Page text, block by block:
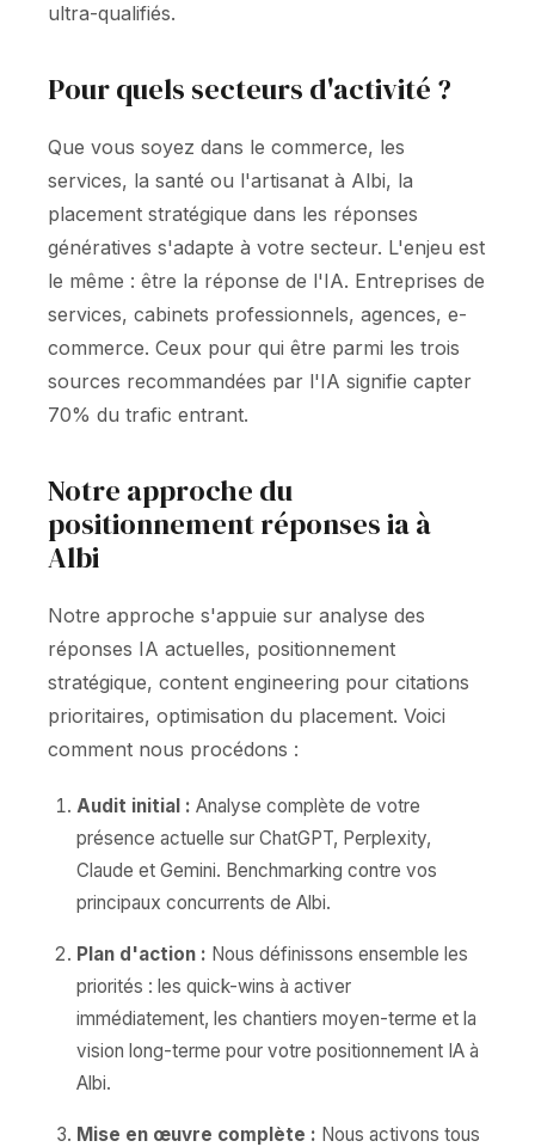
ultra-qualifiés.
Pour quels secteurs d'activité ?
Que vous soyez dans le commerce, les
services, la santé ou l'artisanat à Albi, la
placement stratégique dans les réponses
génératives s'adapte à votre secteur. L'enjeu est
le même : être la réponse de l'IA. Entreprises de
services, cabinets professionnels, agences, e-
commerce. Ceux pour qui être parmi les trois
sources recommandées par l'IA signifie capter
70% du trafic entrant.
Notre approche du
positionnement réponses ia à
Albi
Notre approche s'appuie sur analyse des
réponses IA actuelles, positionnement
stratégique, content engineering pour citations
prioritaires, optimisation du placement. Voici
comment nous procédons :
Audit initial : Analyse complète de votre
présence actuelle sur ChatGPT, Perplexity,
Claude et Gemini. Benchmarking contre vos
principaux concurrents de Albi.
Plan d'action : Nous définissons ensemble les
priorités : les quick-wins à activer
immédiatement, les chantiers moyen-terme et la
vision long-terme pour votre positionnement IA à
Albi.
Mise en œuvre complète : Nous activons tous